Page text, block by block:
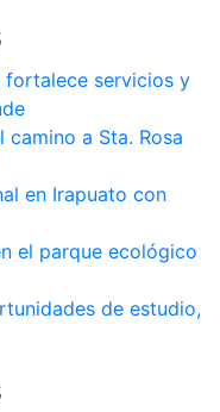
fortalece servicios y
a Sta. Rosa
en Irapuato con
el parque ecológico
de estudio,